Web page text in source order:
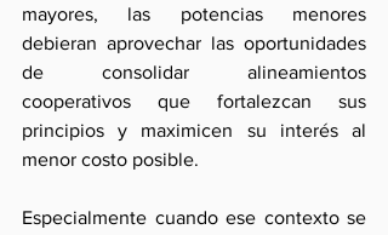
mayores, las potencias menores
debieran aprovechar las oportunidades
de consolidar alineamientos
cooperativos que fortalezcan sus
principios y maximicen su interés al
menor costo posible.
Especialmente cuando ese contexto se